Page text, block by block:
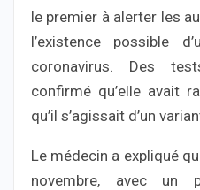
le premier à alerter les
l’existence possible
coronavirus. Des
confirmé qu’elle avait
qu’il s’agissait d’un
Le médecin a expliqué
novembre, avec un